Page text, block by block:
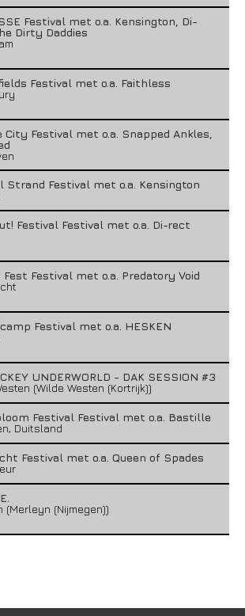
Festival met o.a. Kensington, Di-
Dirty Daddies
Festival met o.a. Faithless
City Festival met o.a. Snapped Ankles,
Strand Festival met o.a. Kensington
Festival Festival met o.a. Di-rect
Fest Festival met o.a. Predatory Void
Festival met o.a. HESKEN
UNDERWORLD - DAK SESSION #3
(Wilde Westen (Kortrijk))
Festival Festival met o.a. Bastille
Duitsland
Festival met o.a. Queen of Spades
(Merleyn (Nijmegen))